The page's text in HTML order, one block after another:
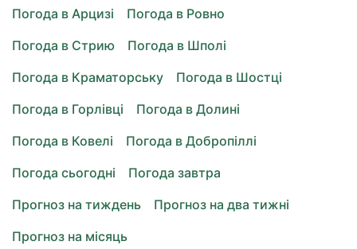
Погода в Арцизі
Погода в Ровно
Погода в Стрию
Погода в Шполі
Погода в Краматорську
Погода в Шостці
Погода в Горлівці
Погода в Долині
Погода в Ковелі
Погода в Добропіллі
Погода сьогодні
Погода завтра
Прогноз на тиждень
Прогноз на два тижні
Прогноз на місяць